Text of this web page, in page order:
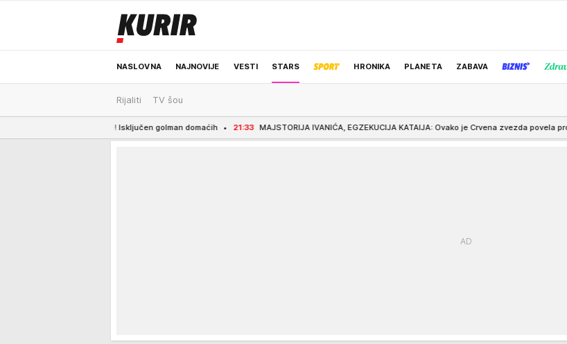
NASLOVNA NAJNOVIJE VESTI STARS HRONIKA PLANETA ZABAVA
ODRŽIVA BUDUĆNOST
Rijaliti TV šou
manje! Isključen golman domaćih 21:33 MAJSTORIJA IVANIĆA, EGZEKUCIJA KATAIJA: Ovako je Crvena zvezda povela protiv Novog Pazara